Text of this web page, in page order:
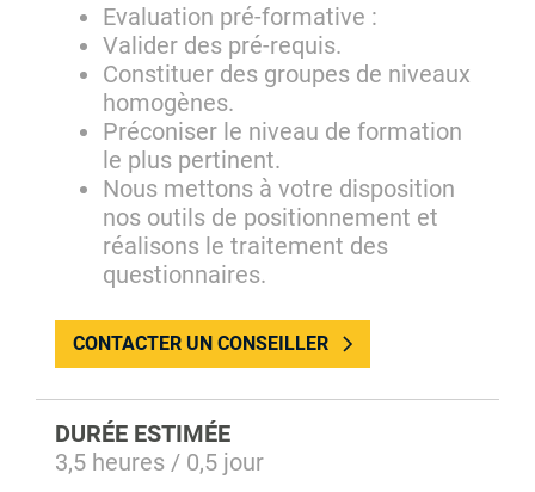
Evaluation pré-formative :
Valider des pré-requis.
Constituer des groupes de niveaux
homogènes.
Préconiser le niveau de formation
le plus pertinent.
Nous mettons à votre disposition
nos outils de positionnement et
réalisons le traitement des
questionnaires.
CONTACTER UN CONSEILLER
DURÉE ESTIMÉE
3,5 heures / 0,5 jour